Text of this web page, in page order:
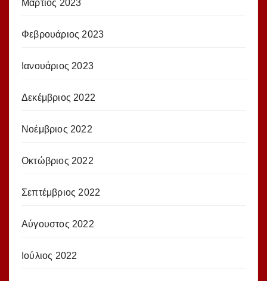
Μάρτιος 2023
Φεβρουάριος 2023
Ιανουάριος 2023
Δεκέμβριος 2022
Νοέμβριος 2022
Οκτώβριος 2022
Σεπτέμβριος 2022
Αύγουστος 2022
Ιούλιος 2022